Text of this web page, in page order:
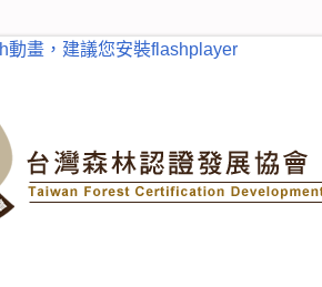
動畫，建議您安裝flashplayer